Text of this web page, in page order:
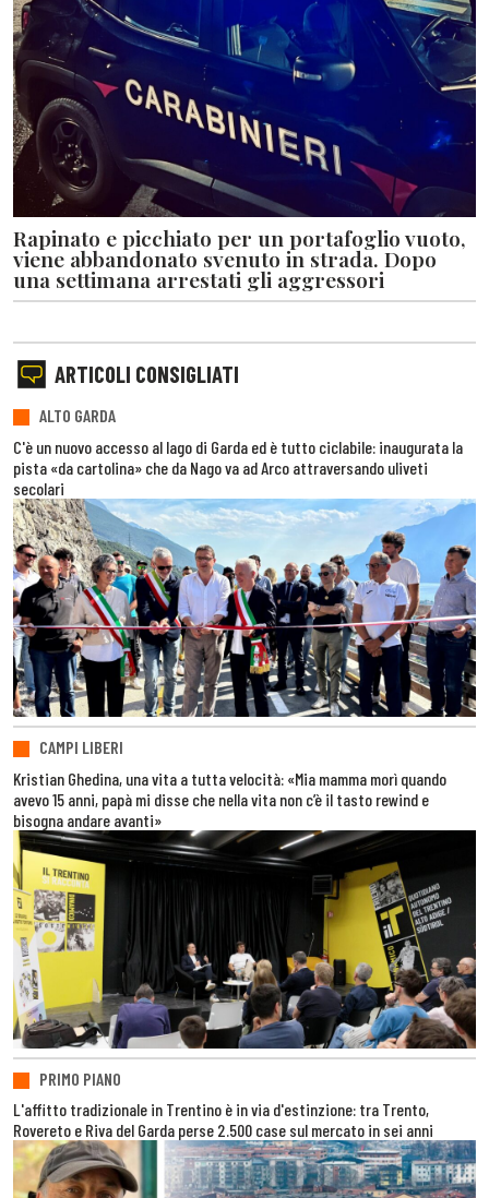
Rapinato e picchiato per un portafoglio vuoto,
viene abbandonato svenuto in strada. Dopo
una settimana arrestati gli aggressori
ARTICOLI CONSIGLIATI
ALTO GARDA
C'è un nuovo accesso al lago di Garda ed è tutto ciclabile: inaugurata la
pista «da cartolina» che da Nago va ad Arco attraversando uliveti
secolari
CAMPI LIBERI
Kristian Ghedina, una vita a tutta velocità: «Mia mamma morì quando
avevo 15 anni, papà mi disse che nella vita non c’è il tasto rewind e
bisogna andare avanti»
PRIMO PIANO
L'affitto tradizionale in Trentino è in via d'estinzione: tra Trento,
Rovereto e Riva del Garda perse 2.500 case sul mercato in sei anni